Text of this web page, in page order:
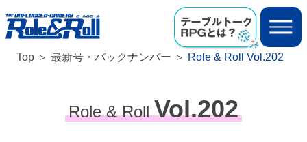
Top 最新号・バックナンバー Role & Roll Vol.202
Role & RollVol.202